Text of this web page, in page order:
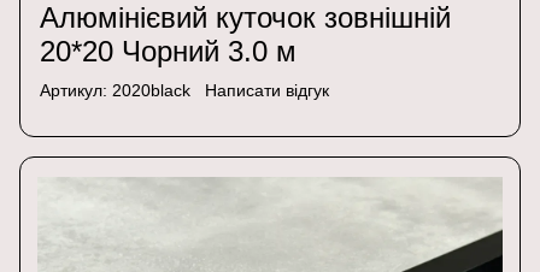
Алюмінієвий куточок зовнішній
20*20 Чорний 3.0 м
Артикул: 2020black Написати відгук